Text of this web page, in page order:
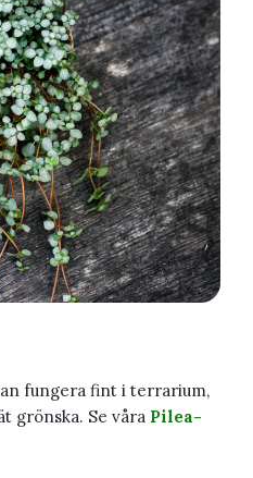
fungera fint i terrarium,
grönska. Se våra Pilea-